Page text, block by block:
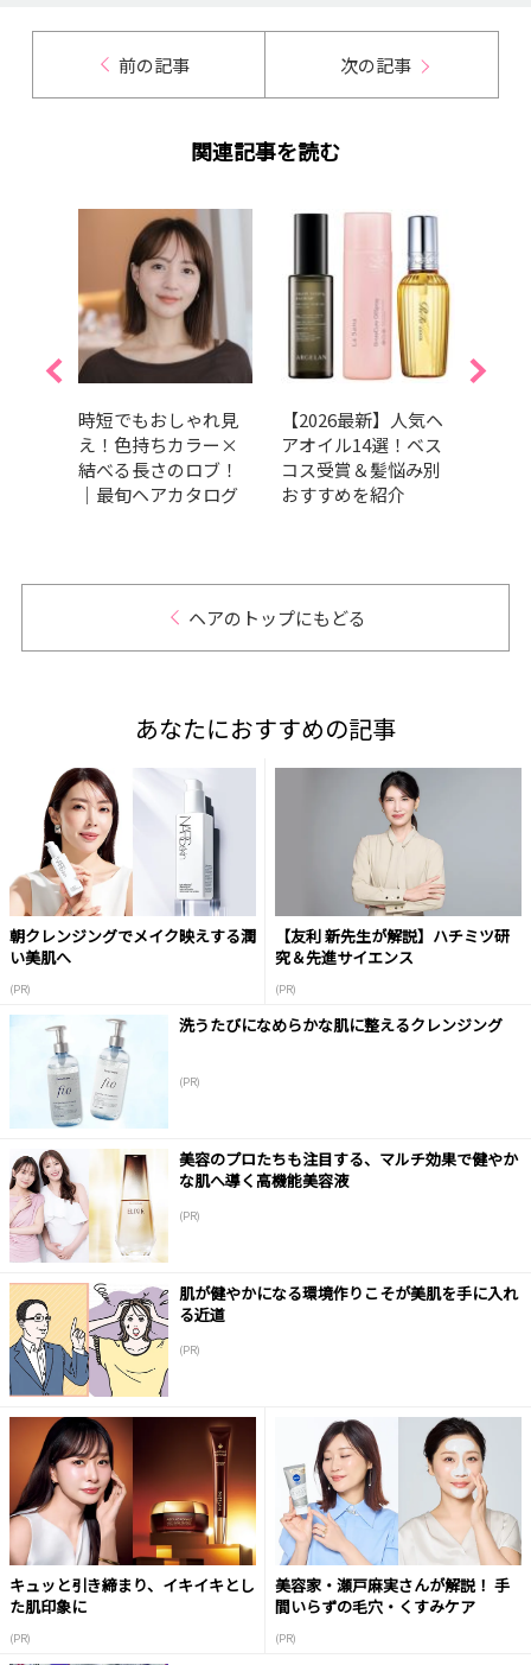
前の記事 次の記事
関連記事を読む
時短でもおしゃれ見
え！色持ちカラー×
結べる長さのロブ！
｜最旬ヘアカタログ
【2026最新】人気ヘ
アオイル14選！ベス
コス受賞＆髪悩み別
おすすめを紹介
ヘアのトップにもどる
あなたにおすすめの記事
朝クレンジングでメイク映えする潤
い美肌へ
(PR)
【友利 新先生が解説】ハチミツ研
究＆先進サイエンス
(PR)
洗うたびになめらかな肌に整えるクレンジング
(PR)
美容のプロたちも注目する、マルチ効果で健やか
な肌へ導く高機能美容液
(PR)
肌が健やかになる環境作りこそが美肌を手に入れ
る近道
(PR)
キュッと引き締まり、イキイキとし
た肌印象に
(PR)
美容家・瀬戸麻実さんが解説！ 手
間いらずの毛穴・くすみケア
(PR)